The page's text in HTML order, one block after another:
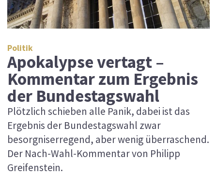
Politik
Apokalypse vertagt –
Kommentar zum Ergebnis
der Bundestagswahl
Plötzlich schieben alle Panik, dabei ist das
Ergebnis der Bundestagswahl zwar
besorgniserregend, aber wenig überraschend.
Der Nach-Wahl-Kommentar von Philipp
Greifenstein.